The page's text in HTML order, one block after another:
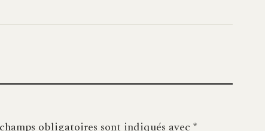
obligatoires sont indiqués avec *